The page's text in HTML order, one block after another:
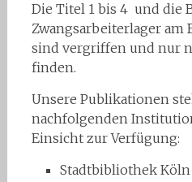
Die Titel 1 bis 4 und die
Zwangsarbeiterlager am
sind vergriffen und nur
finden.
Unsere Publikationen
nachfolgenden
Einsicht zur Verfügung:
Stadtbibliothek Köln